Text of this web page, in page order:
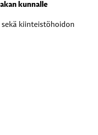
kunnalle
kiinteistöhoidon